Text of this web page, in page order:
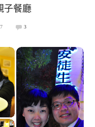
子餐廳
3